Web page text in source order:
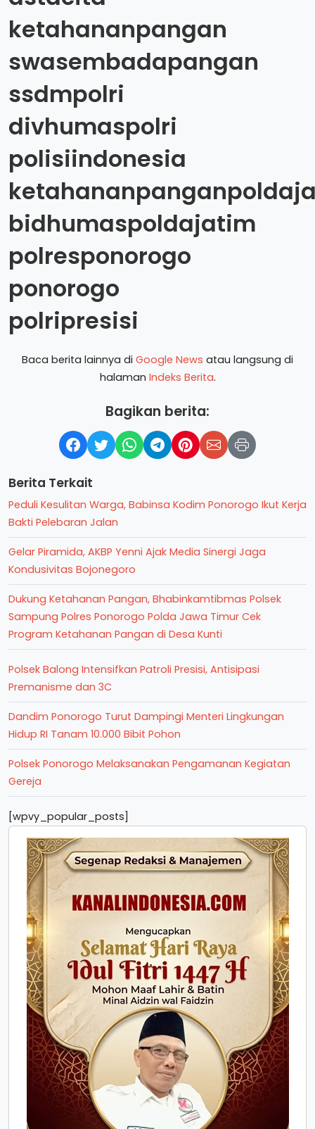
ketahananpangan
swasembadapangan
ssdmpolri
divhumaspolri
polisiindonesia
bidhumaspoldajatim
polresponorogo
ponorogo
polripresisi
Baca berita lainnya di Google News atau langsung di
halaman Indeks Berita.
Bagikan berita:
Berita Terkait
Peduli Kesulitan Warga, Babinsa Kodim Ponorogo Ikut Kerja
Bakti Pelebaran Jalan
Gelar Piramida, AKBP Yenni Ajak Media Sinergi Jaga
Kondusivitas Bojonegoro
Dukung Ketahanan Pangan, Bhabinkamtibmas Polsek
Sampung Polres Ponorogo Polda Jawa Timur Cek
Program Ketahanan Pangan di Desa Kunti
Polsek Balong Intensifkan Patroli Presisi, Antisipasi
Premanisme dan 3C
Dandim Ponorogo Turut Dampingi Menteri Lingkungan
Hidup RI Tanam 10.000 Bibit Pohon
Polsek Ponorogo Melaksanakan Pengamanan Kegiatan
Gereja
[wpvy_popular_posts]